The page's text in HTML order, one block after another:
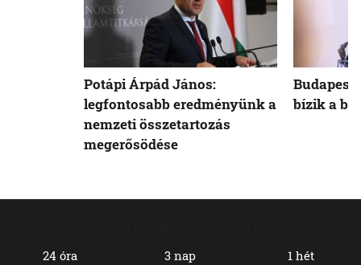
24 óra 3 nap 1 hét
Potápi Árpád János:
legfontosabb eredményünk a
nemzeti összetartozás
megerősödése
Budapest
bízik a